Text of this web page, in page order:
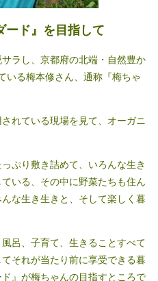
ード』を目指して
ラし、京都府の北端・自然豊か
いる梅本修さん、通称『梅ちゃ
れている現場を見て、オーガニ
ぷり敷き詰めて、いろんな生き
いる、その中に野菜たちも住ん
な生き生きと、そして楽しく暮
呂、子育て、生きることすべて
それが当たり前に享受できる暮
』が梅ちゃんの目指すところで